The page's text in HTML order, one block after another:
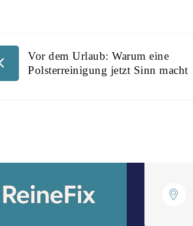
Vor dem Urlaub: Warum eine
Polsterreinigung jetzt Sinn macht